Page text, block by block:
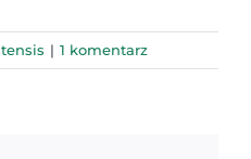
| 1 komentarz